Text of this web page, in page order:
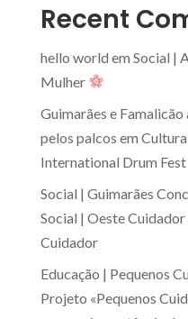
Recent
hello world em Social |
Mulher
Guimarães e Famalicão
pelos palcos em Cultura
International Drum Fest
Social | Guimarães
Social | Oeste
Cuidador
Educação | Pequenos
Projeto «Pequenos